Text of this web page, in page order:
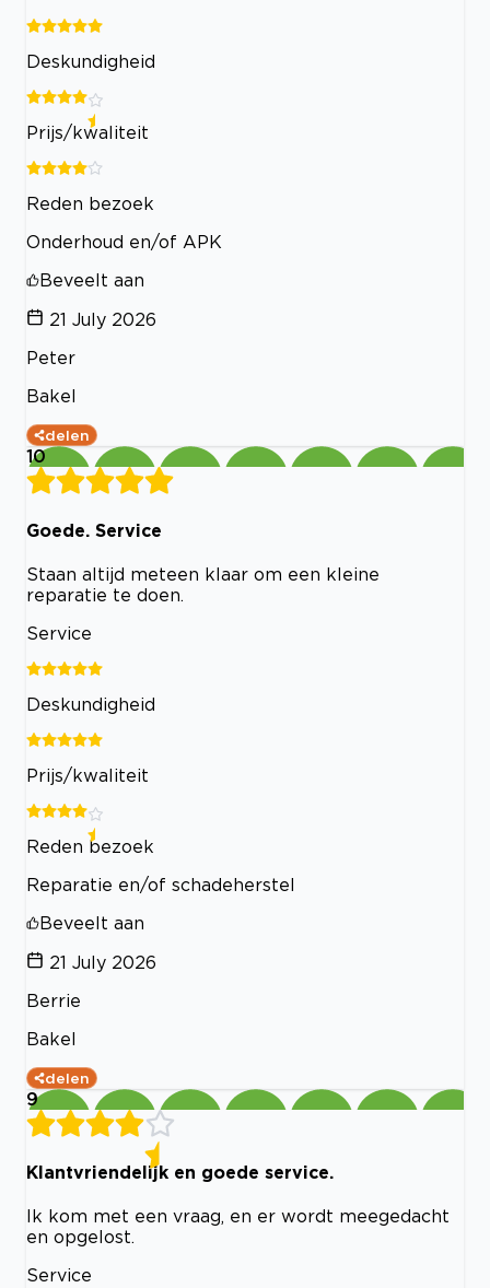
Deskundigheid
Prijs/kwaliteit
Reden bezoek
Onderhoud en/of APK
Beveelt aan
21 July 2026
Peter
Bakel
delen
10
Goede. Service
Staan altijd meteen klaar om een kleine
reparatie te doen.
Service
Deskundigheid
Prijs/kwaliteit
Reden bezoek
Reparatie en/of schadeherstel
Beveelt aan
21 July 2026
Berrie
Bakel
delen
9
Klantvriendelijk en goede service.
Ik kom met een vraag, en er wordt meegedacht
en opgelost.
Service